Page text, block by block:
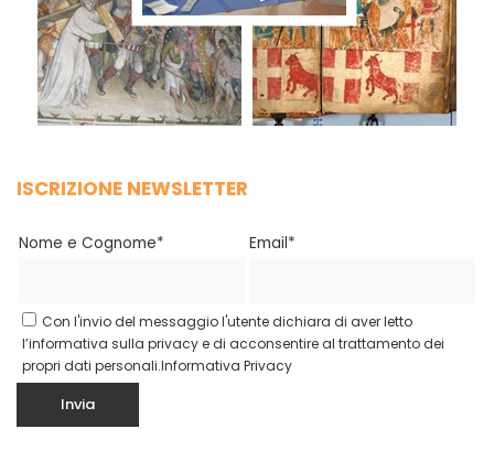
ISCRIZIONE NEWSLETTER
Nome e Cognome* Email*
Con l'invio del messaggio l'utente dichiara di aver letto
l’informativa sulla privacy e di acconsentire al trattamento dei
propri dati personali.Informativa Privacy